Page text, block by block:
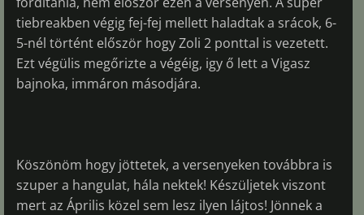
tiebreakben végig fej-fej mellett haladtak a srácok, 6-
5-nél történt először hogy Zoli 2 ponttal is vezetett.
Ezt végülis megőrizte a végéig, igy ő lett a Vigasz
bajnoka, immáron másodjára.
Köszönöm hogy jöttetek, a versenyeken továbbra is
szuper a hangulat, hála nektek! Készüljetek viszont
mert az Április közel sem lesz ilyen lájtos! Jönnek a